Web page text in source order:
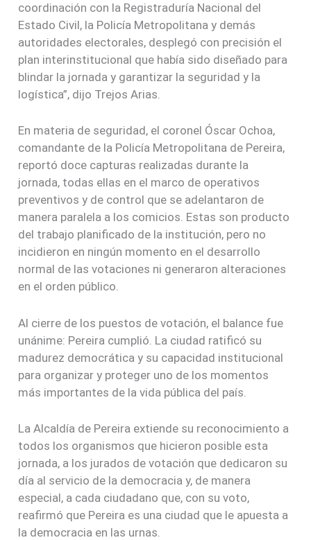
coordinación con la Registraduría Nacional del
Estado Civil, la Policía Metropolitana y demás
autoridades electorales, desplegó con precisión el
plan interinstitucional que había sido diseñado para
blindar la jornada y garantizar la seguridad y la
logística”, dijo Trejos Arias.
En materia de seguridad, el coronel Óscar Ochoa,
comandante de la Policía Metropolitana de Pereira,
reportó doce capturas realizadas durante la
jornada, todas ellas en el marco de operativos
preventivos y de control que se adelantaron de
manera paralela a los comicios. Estas son producto
del trabajo planificado de la institución, pero no
incidieron en ningún momento en el desarrollo
normal de las votaciones ni generaron alteraciones
en el orden público.
Al cierre de los puestos de votación, el balance fue
unánime: Pereira cumplió. La ciudad ratificó su
madurez democrática y su capacidad institucional
para organizar y proteger uno de los momentos
más importantes de la vida pública del país.
La Alcaldía de Pereira extiende su reconocimiento a
todos los organismos que hicieron posible esta
jornada, a los jurados de votación que dedicaron su
día al servicio de la democracia y, de manera
especial, a cada ciudadano que, con su voto,
reafirmó que Pereira es una ciudad que le apuesta a
la democracia en las urnas.